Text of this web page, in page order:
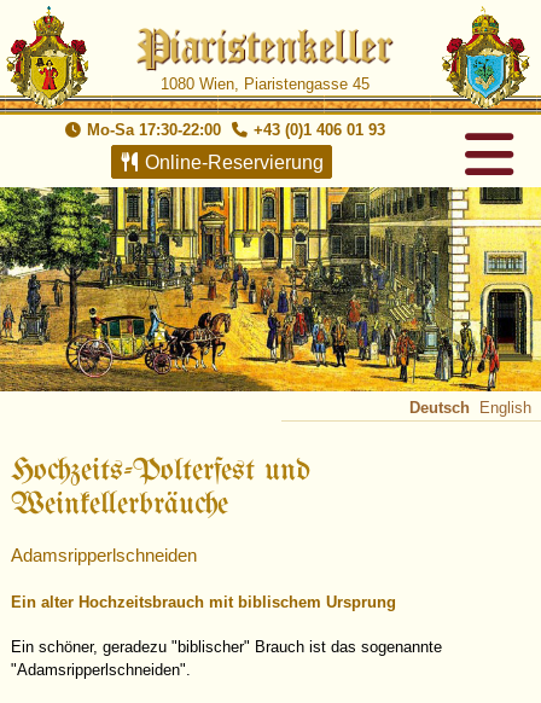
1080 Wien, Piaristengasse 45
Mo-Sa 17:30-22:00 +43 (0)1 406 01 93
Online-Reservierung
Deutsch English
Hochzeits-Polterfest und
Weinkellerbräuche
Adamsripperlschneiden
Ein alter Hochzeitsbrauch mit biblischem Ursprung
Ein schöner, geradezu "biblischer" Brauch ist das sogenannte
"Adamsripperlschneiden".